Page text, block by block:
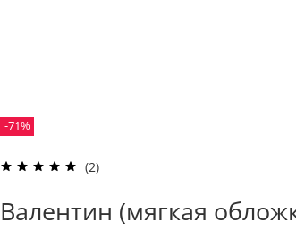
-71%
(2)
Валентин (мягкая